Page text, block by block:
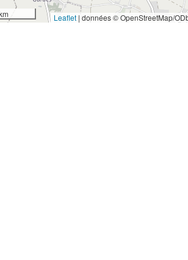
Leaflet | données © OpenStreetMap/